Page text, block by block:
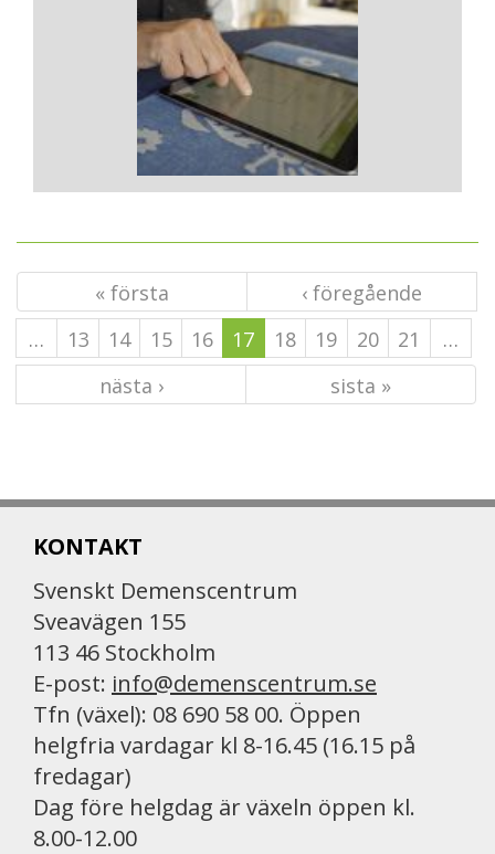
« första
‹ föregående
…
13 14 15 16 17 18 19 20 21
…
nästa ›
sista »
KONTAKT
Svenskt Demenscentrum
Sveavägen 155
113 46 Stockholm
E-post: info@demenscentrum.se
Tfn (växel): 08 690 58 00. Öppen
helgfria vardagar kl 8-16.45 (16.15 på
fredagar)
Dag före helgdag är växeln öppen kl.
8.00-12.00